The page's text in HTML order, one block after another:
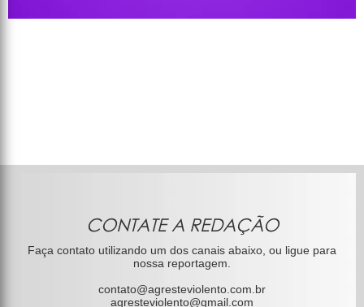
CONTATE A REDAÇÃO
Faça contato utilizando um dos canais abaixo, ou ligue para
nossa reportagem.
contato@agresteviolento.com.br
agresteviolento@gmail.com